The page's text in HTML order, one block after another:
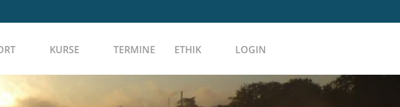
KURSE TERMINE ETHIK LOGIN